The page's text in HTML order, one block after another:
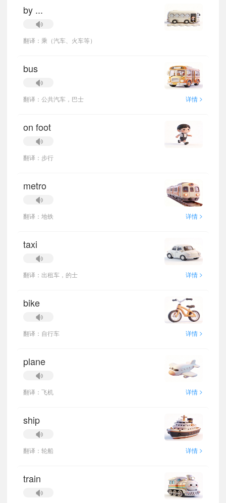
by ...
翻译：乘（汽车、火车等）
bus
翻译：公共汽车，巴士 详情 >
on foot
翻译：步行
metro
翻译：地铁 详情 >
taxi
翻译：出租车，的士 详情 >
bike
翻译：自行车 详情 >
plane
翻译：飞机 详情 >
ship
翻译：轮船 详情 >
train